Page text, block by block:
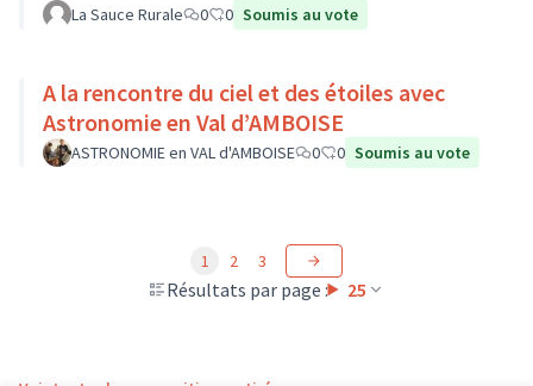
La Sauce Rurale 0 0 Soumis au vote
A la rencontre du ciel et des étoiles avec
Astronomie en Val d’AMBOISE
ASTRONOMIE en VAL d'AMBOISE 0 0 Soumis au vote
Résultats par page : 25
1 2 3